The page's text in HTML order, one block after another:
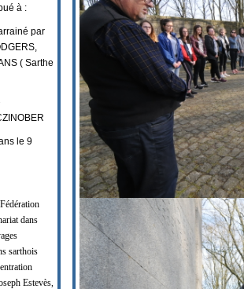
à :
par
( Sarthe
le 9
dans
sarthois
Estevès,